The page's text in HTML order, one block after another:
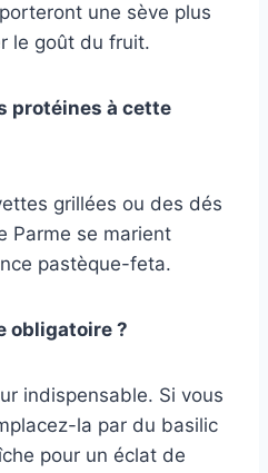
une sève plus
le goût du fruit.
protéines à cette
grillées ou des dés
Parme se marient
pastèque-feta.
obligatoire ?
indispensable. Si vous
la par du basilic
pour un éclat de